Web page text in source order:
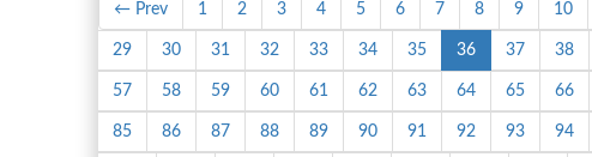
← Prev 1 2 3 4 5 6 7 8 9 10
29 30 31 32 33 34 35 36 37 38
57 58 59 60 61 62 63 64 65 66
85 86 87 88 89 90 91 92 93 94